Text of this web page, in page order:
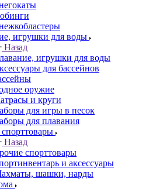
игрушки для воды
Назад
игрушки для воды
для бассейнов
оружие
и круги
для игры в песок
для плавания
Назад
спорттовары
и аксессуары
шашки, нарды